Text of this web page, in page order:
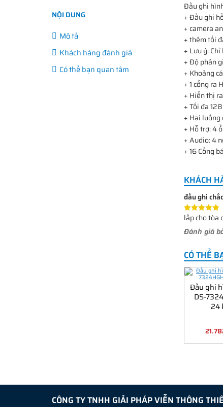
NỘI DUNG
Mô tả
Khách hàng đánh giá
Có thể bạn quan tâm
Đầu ghi
+ Đầu ghi
+ camera
+ thêm tối
+ Lưu ý:
+ Độ phân
+ Khoảng
+ 1 cổng ra
+ Hiển thị
+ Tối đa
+ Hai luồng
+ Hỗ trợ: 4
+ Audio: 4
+ 16 Cổng
KHÁCH
đầu ghi
lắp cho tòa
Đánh giá
CÓ THỂ
Đầu ghi
DS-
24
CÔNG TY TNHH GIẢI PHÁP VIỄN THÔNG